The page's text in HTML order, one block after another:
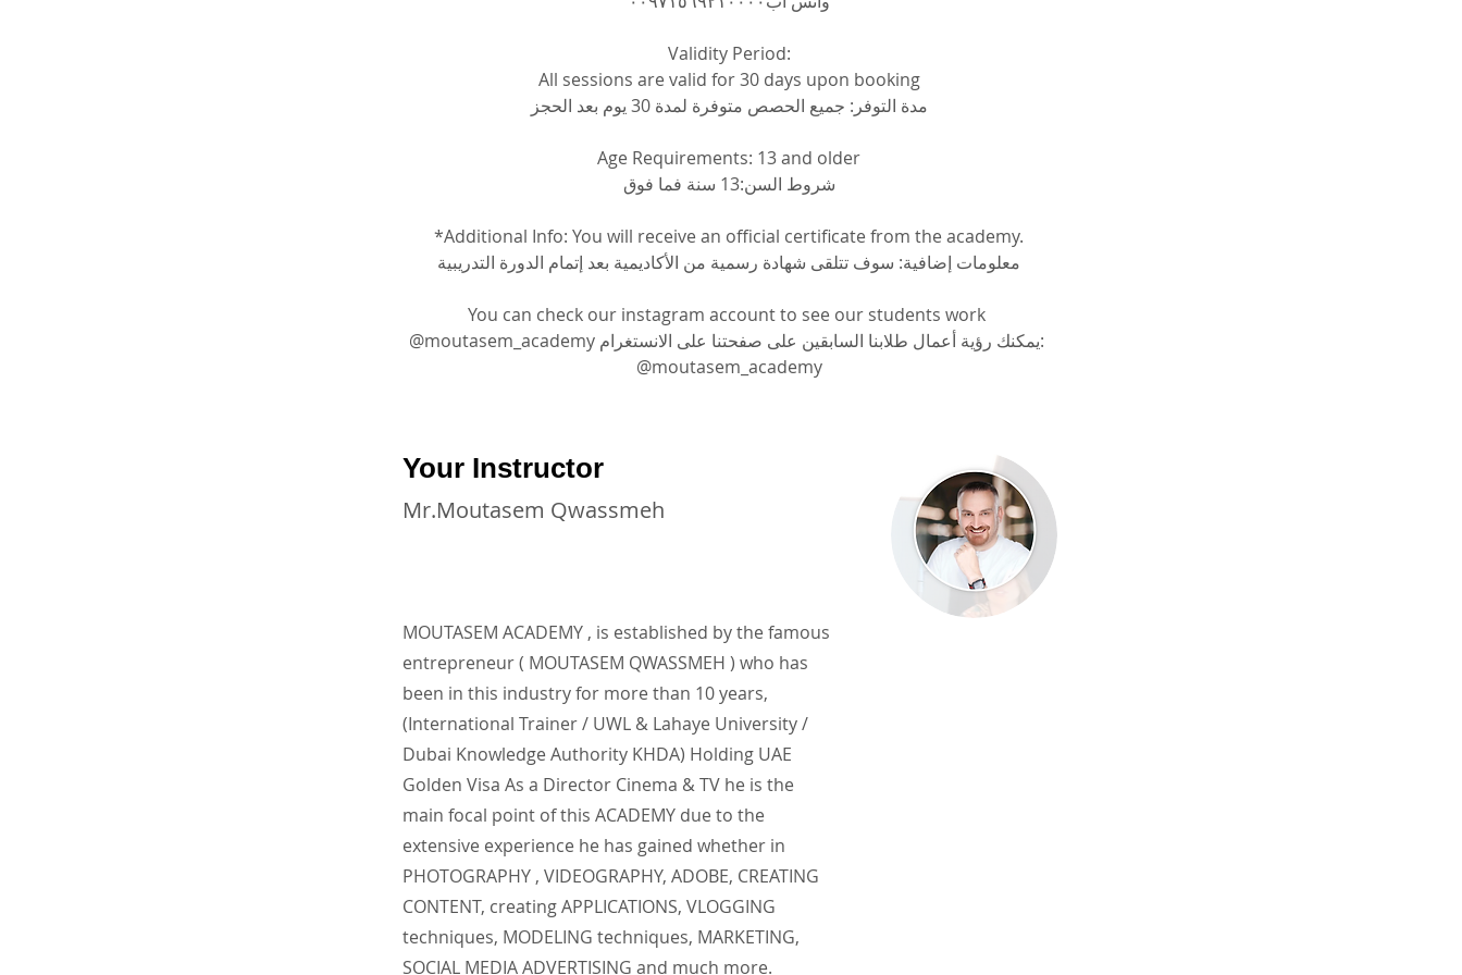
Validity Period:
All sessions are valid for 30 days upon booking
مدة التوفر: جميع الحصص متوفرة لمدة 30 يوم بعد الحجز
Age Requirements: 13 and older
شروط السن:13 سنة فما فوق
*Additional Info: You will receive an official certificate from the academy.
معلومات إضافية: سوف تتلقى شهادة رسمية من الأكاديمية بعد إتمام الدورة التدريبية
You can check our instagram account to see our students work
@moutasem_academy يمكنك رؤية أعمال طلابنا السابقين على صفحتنا على الانستغرام:
@moutasem_academy
Your Instructor
Mr.Moutasem Qwassmeh
MOUTASEM ACADEMY , is established by the famous
entrepreneur ( MOUTASEM QWASSMEH ) who has
been in this industry for more than 10 years,
(International Trainer / UWL & Lahaye University /
Dubai Knowledge Authority KHDA) Holding UAE
Golden Visa As a Director Cinema & TV he is the
main focal point of this ACADEMY due to the
extensive experience he has gained whether in
PHOTOGRAPHY , VIDEOGRAPHY, ADOBE, CREATING
CONTENT, creating APPLICATIONS, VLOGGING
techniques, MODELING techniques, MARKETING,
SOCIAL MEDIA ADVERTISING and much more.